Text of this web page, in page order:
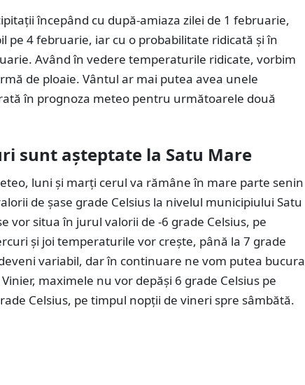
începând cu după-amiaza zilei de 1 februarie,
pe 4 februarie, iar cu o probabilitate ridicată și în
Având în vedere temperaturile ridicate, vorbim
de ploaie. Vântul ar mai putea avea unele
în prognoza meteo pentru următoarele două
sunt așteptate la Satu Mare
luni și marți cerul va rămâne în mare parte senin
de șase grade Celsius la nivelul municipiului Satu
vor situa în jurul valorii de -6 grade Celsius, pe
și joi temperaturile vor crește, până la 7 grade
variabil, dar în continuare ne vom putea bucura
maximele nu vor depăși 6 grade Celsius pe
Celsius, pe timpul nopții de vineri spre sâmbătă.